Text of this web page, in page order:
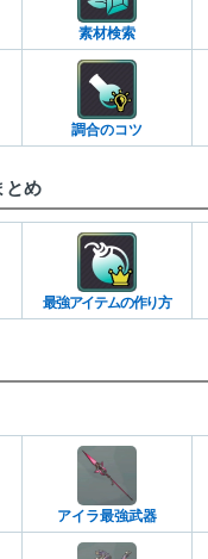
素材検索
調合のコツ
とめ
最強アイテムの作り方
アイラ最強武器